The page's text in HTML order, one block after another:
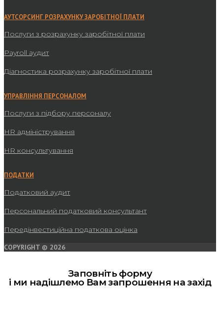
АУТСОРСИНГ РОЗРАХУНКУ ЗАРОБІТНОЇ ПЛАТИ
Послуги з розрахунку заробітної плати
Payroll аудит
Діагностика розрахунку заробітної плати
УПРАВЛІННЯ ПЕРСОНАЛОМ
Послуги з підбору персоналу
HR адміністрування
HR консультування
ПОДАТКИ
Податковий аудит
Персональний податковий консультант
Передінвестиційна податкова оцінка
COPYRIGHT © 2026
Заповніть форму
і ми надішлемо Вам запрошення на захід